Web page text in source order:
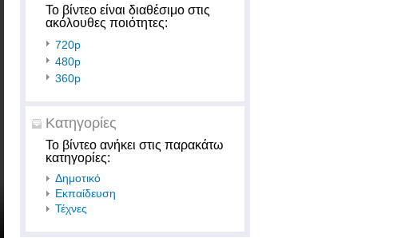
Το βίντεο είναι διαθέσιμο στις
ακόλουθες ποιότητες:
720p
480p
360p
Κατηγορίες
Το βίντεο ανήκει στις παρακάτω
κατηγορίες:
Δημοτικό
Εκπαίδευση
Τέχνες